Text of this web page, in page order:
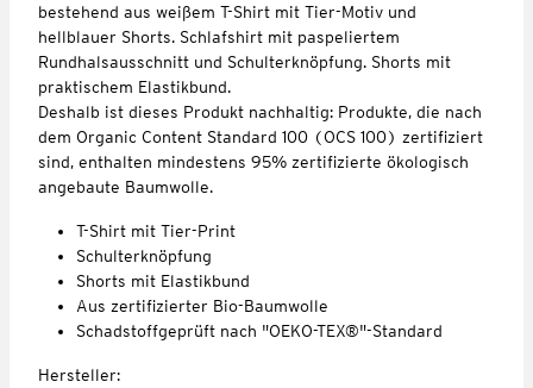
bestehend aus weißem T-Shirt mit Tier-Motiv und
hellblauer Shorts. Schlafshirt mit paspeliertem
Rundhalsausschnitt und Schulterknöpfung. Shorts mit
praktischem Elastikbund.
Deshalb ist dieses Produkt nachhaltig: Produkte, die nach
dem Organic Content Standard 100 (OCS 100) zertifiziert
sind, enthalten mindestens 95% zertifizierte ökologisch
angebaute Baumwolle.
T-Shirt mit Tier-Print
Schulterknöpfung
Shorts mit Elastikbund
Aus zertifizierter Bio-Baumwolle
Schadstoffgeprüft nach "OEKO-TEX®"-Standard
Hersteller: